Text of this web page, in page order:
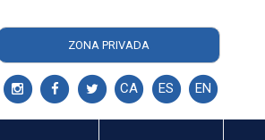
ZONA PRIVADA
CA ES EN